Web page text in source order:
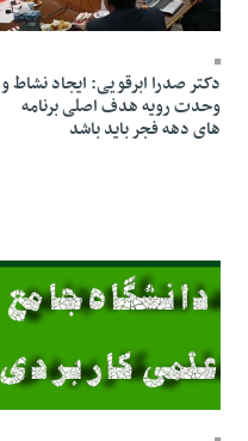
دکتر صدرا ابرقویی: ایجاد نشاط و
وحدت رویه هدف اصلی برنامه
های دهه فجر باید باشد